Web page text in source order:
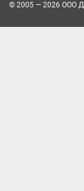
© 2005 — 2026 ООО